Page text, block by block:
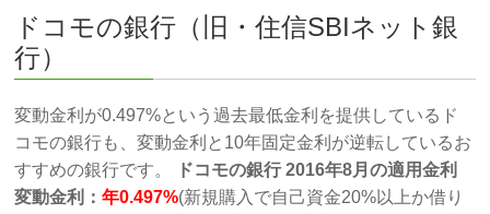
ドコモの銀行（旧・住信SBIネット銀
行）
変動金利が0.497%という過去最低金利を提供しているド
コモの銀行も、変動金利と10年固定金利が逆転しているお
すすめの銀行です。
ドコモの銀行 2016年8月の適用金利
変動金利：年0.497%(新規購入で自己資金20%以上か借り